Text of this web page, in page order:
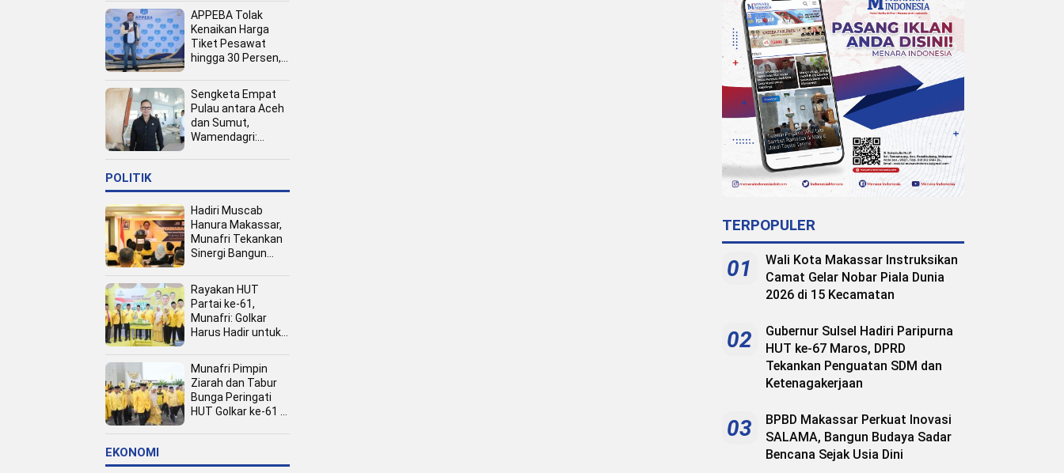
Tingkat Kota
APPEBA Tolak
Kenaikan Harga
Tiket Pesawat
hingga 30 Persen,
Jamaah Haji dan
Umrah
Sengketa Empat
Pulau antara Aceh
dan Sumut,
Wamendagri:
POLITIK
Hadiri Muscab
Hanura Makassar,
Munafri Tekankan
Sinergi Bangun
Rayakan HUT
Partai ke-61,
Munafri: Golkar
Harus Hadir untuk
Munafri Pimpin
Ziarah dan Tabur
Bunga Peringati
HUT Golkar ke-61 di
EKONOMI
TERPOPULER
01
Wali Kota Makassar Instruksikan
Camat Gelar Nobar Piala Dunia
2026 di 15 Kecamatan
02
Gubernur Sulsel Hadiri Paripurna
HUT ke-67 Maros, DPRD
Tekankan Penguatan SDM dan
Ketenagakerjaan
03
BPBD Makassar Perkuat Inovasi
SALAMA, Bangun Budaya Sadar
Bencana Sejak Usia Dini